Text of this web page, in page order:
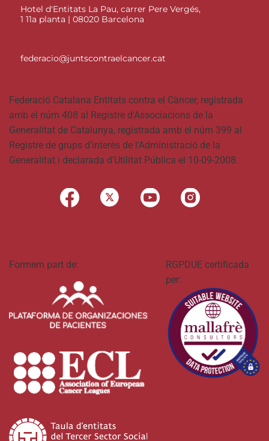
Hotel d'Entitats La Pau, carrer Pere Vergés,
1 11a planta | 08020 Barcelona
federacio@juntscontraelcancer.cat
Federació Catalana Entitats contra el Càncer, registrada
amb el núm 408 al Registre d’Associacions de la
Generalitat de Catalunya, registrada amb el núm 399 al
Registre de grups d’interès de l’Administració de la
Generalitat i declarada d’Utilitat Pública el 10-09-2008.
Formem part de:
RGPDUE certificada
per: